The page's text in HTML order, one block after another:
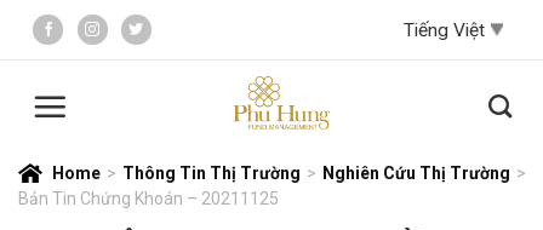
content
Home > Thông Tin Thị Trường > Nghiên Cứu Thị Trường >
Bản Tin Chứng Khoán – 20211125